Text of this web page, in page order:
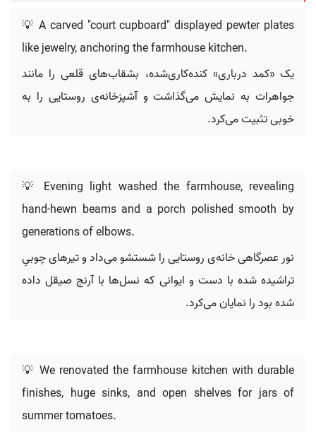
💡 A carved "court cupboard" displayed pewter plates
like jewelry, anchoring the farmhouse kitchen.
یک «کمد درباری» کنده‌کاری‌شده، بشقاب‌های قلعی را مانند
جواهرات به نمایش می‌گذاشت و آشپزخانه‌ی روستایی را به
خوبی تثبیت می‌کرد.
💡 Evening light washed the farmhouse, revealing
hand-hewn beams and a porch polished smooth by
generations of elbows.
نور عصرگاهی خانه‌ی روستایی را شستشو می‌داد و تیرهای چوبیِ
تراشیده شده با دست و ایوانی که نسل‌ها با آرنج صیقل داده
شده بود را نمایان می‌کرد.
💡 We renovated the farmhouse kitchen with durable
finishes, huge sinks, and open shelves for jars of
summer tomatoes.